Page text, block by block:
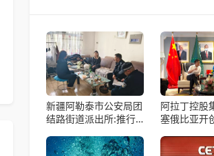
新疆阿勒泰市公安局团
结路街道派出所:推行
代“枫”景线
阿拉丁控股
塞俄比亚开